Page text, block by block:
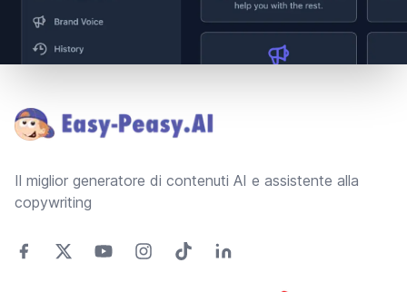
Il miglior generatore di contenuti AI e assistente alla
copywriting